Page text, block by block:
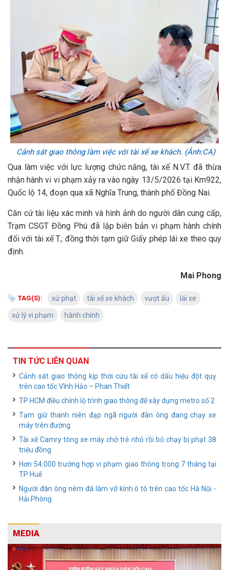
Cảnh sát giao thông làm việc với tài xế xe khách. (Ảnh:CA)
Qua làm việc với lực lượng chức năng, tài xế N.V.T. đã thừa
nhận hành vi vi phạm xảy ra vào ngày 13/5/2026 tại Km922,
Quốc lộ 14, đoạn qua xã Nghĩa Trung, thành phố Đồng Nai.
Căn cứ tài liệu xác minh và hình ảnh do người dân cung cấp,
Trạm CSGT Đồng Phú đã lập biên bản vi phạm hành chính
đối với tài xế T.; đồng thời tạm giữ Giấy phép lái xe theo quy
định.
Mai Phong
TAG(S): xử phạt tài xế xe khách vượt ẩu lái xe
xử lý vi phạm hành chính
TIN TỨC LIÊN QUAN
Cảnh sát giao thông kịp thời cứu tài xế có dấu hiệu đột quỵ
trên cao tốc Vĩnh Hảo – Phan Thiết
TP HCM điều chỉnh lộ trình giao thông để xây dựng metro số 2
Tạm giữ thanh niên đạp ngã người đàn ông đang chạy xe
máy trên đường
Tài xế Camry tông xe máy chở trẻ nhỏ rồi bỏ chạy bị phạt 38
triệu đồng
Hơn 54.000 trường hợp vi phạm giao thông trong 7 tháng tại
TP Huế
Người đàn ông ném đá làm vỡ kính ô tô trên cao tốc Hà Nội -
Hải Phòng
MEDIA